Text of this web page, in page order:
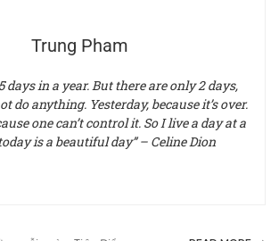
Trung Pham
days in a year. But there are only 2 days,
do anything. Yesterday, because it’s over.
one can’t control it. So I live a day at a
is a beautiful day” – Celine Dion